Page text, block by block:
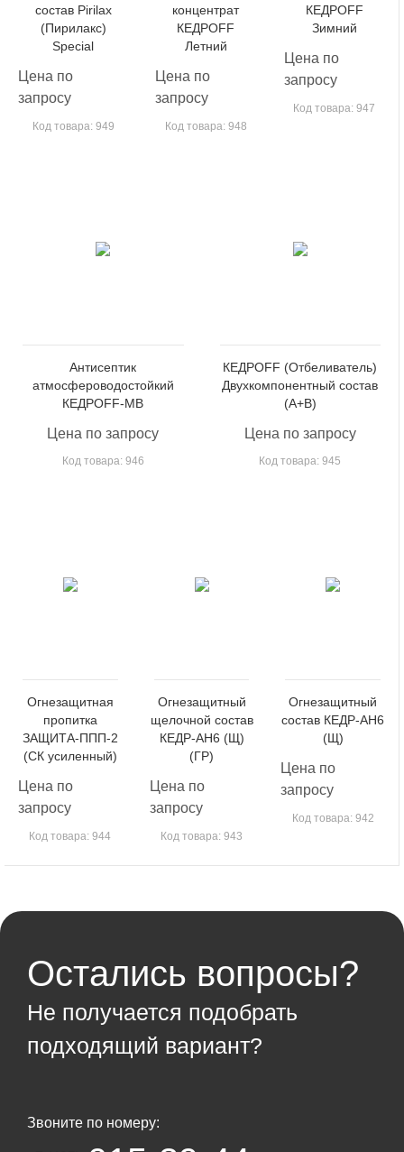
состав Pirilax
(Пирилакс)
Special
Цена по
запросу
Код товара: 949
концентрат
КЕДРОFF
Летний
Цена по
запросу
Код товара: 948
КЕДРОFF
Зимний
Цена по
запросу
Код товара: 947
Антисептик
атмосфероводостойкий
КЕДРОFF-МВ
Цена по запросу
Код товара: 946
КЕДРОFF (Отбеливатель)
Двухкомпонентный состав
(А+В)
Цена по запросу
Код товара: 945
Огнезащитная
пропитка
ЗАЩИТА-ППП-2
(СК усиленный)
Цена по
запросу
Код товара: 944
Огнезащитный
щелочной состав
КЕДР-АН6 (Щ)
(ГР)
Цена по
запросу
Код товара: 943
Огнезащитный
состав КЕДР-АН6
(Щ)
Цена по
запросу
Код товара: 942
Остались вопросы?
Не получается подобрать
подходящий вариант?
Звоните по номеру: